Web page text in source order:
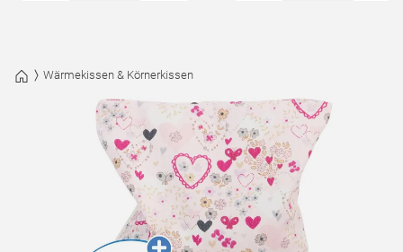
Wärmekissen & Körnerkissen